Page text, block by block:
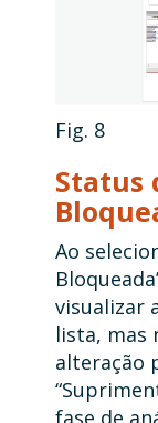
Fig. 8
Status
Ao
visualizar
lista, mas
alteração
fase de